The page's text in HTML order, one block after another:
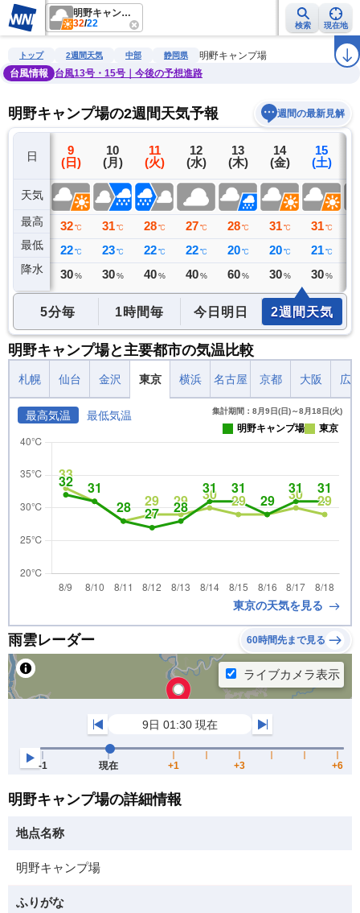
明野キャンプ場
32/22 検索 現在地
雨雲レーダー 台風情報 地震情報 警報・注意報 ラ
トップ 2週間天気 中部 静岡県
明野キャンプ場
台風情報
台風13号・15号｜今後の予想進路
明野キャンプ場の2週間天気予報 週間の最新見解
日
天気
最高
最低
降水
8
(土)
33 ℃
23 ℃
0 ミリ
9
(日)
32 ℃
22 ℃
30 %
10
(月)
31 ℃
23 ℃
30 %
11
(火)
28 ℃
22 ℃
40 %
12
(水)
27 ℃
22 ℃
40 %
13
(木)
28 ℃
20 ℃
60 %
14
(金)
31 ℃
20 ℃
30 %
15
(土)
31 ℃
21 ℃
30 %
5分毎 1時間毎 今日明日 2週間天気
明野キャンプ場と主要都市の気温比較
札幌 仙台 金沢 東京 横浜 名古屋 京都 大阪 広
最高気温 最低気温 集計期間：8月9日(日)～8月18日(火)
明野キャンプ場 東京
東京の天気を見る
雨雲レーダー 60時間先まで見る
明野キャンプ場の詳細情報
地点名称
明野キャンプ場
ふりがな